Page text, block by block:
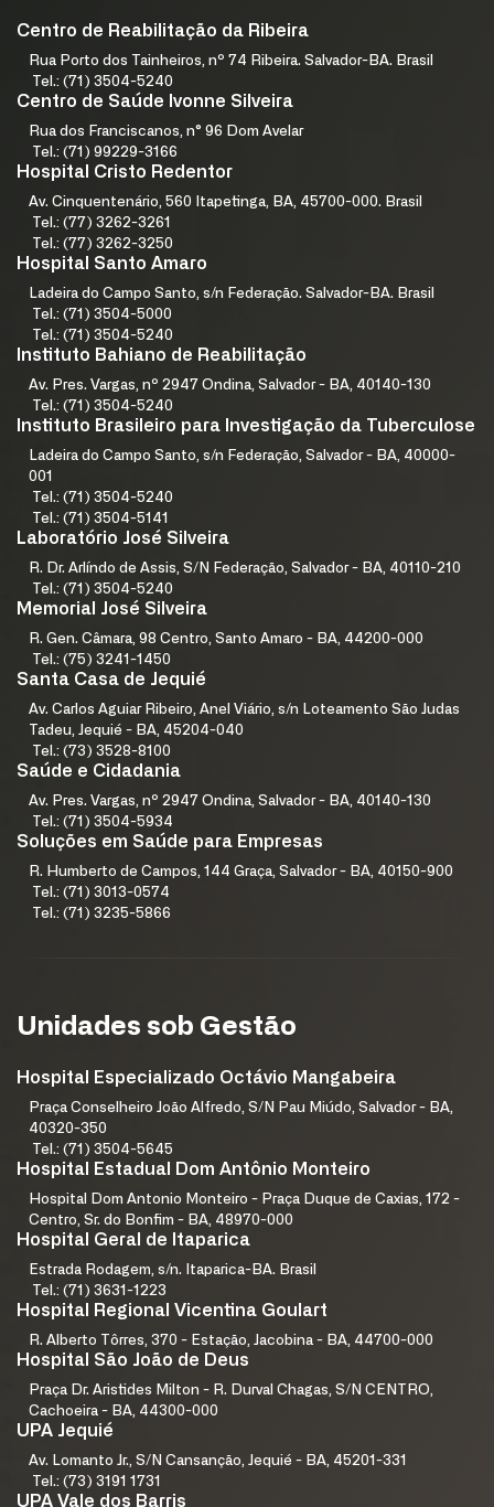
Centro de Reabilitação da Ribeira
Rua Porto dos Tainheiros, nº 74 Ribeira. Salvador-BA. Brasil
Tel.: (71) 3504-5240
Centro de Saúde Ivonne Silveira
Rua dos Franciscanos, n° 96 Dom Avelar
Tel.: (71) 99229-3166
Hospital Cristo Redentor
Av. Cinquentenário, 560 Itapetinga, BA, 45700-000. Brasil
Tel.: (77) 3262-3261
Tel.: (77) 3262-3250
Hospital Santo Amaro
Ladeira do Campo Santo, s/n Federação. Salvador-BA. Brasil
Tel.: (71) 3504-5000
Tel.: (71) 3504-5240
Instituto Bahiano de Reabilitação
Av. Pres. Vargas, nº 2947 Ondina, Salvador - BA, 40140-130
Tel.: (71) 3504-5240
Instituto Brasileiro para Investigação da Tuberculose
Ladeira do Campo Santo, s/n Federação, Salvador - BA, 40000-
001
Tel.: (71) 3504-5240
Tel.: (71) 3504-5141
Laboratório José Silveira
R. Dr. Arlíndo de Assis, S/N Federação, Salvador - BA, 40110-210
Tel.: (71) 3504-5240
Memorial José Silveira
R. Gen. Câmara, 98 Centro, Santo Amaro - BA, 44200-000
Tel.: (75) 3241-1450
Santa Casa de Jequié
Av. Carlos Aguiar Ribeiro, Anel Viário, s/n Loteamento São Judas
Tadeu, Jequié - BA, 45204-040
Tel.: (73) 3528-8100
Saúde e Cidadania
Av. Pres. Vargas, nº 2947 Ondina, Salvador - BA, 40140-130
Tel.: (71) 3504-5934
Soluções em Saúde para Empresas
R. Humberto de Campos, 144 Graça, Salvador - BA, 40150-900
Tel.: (71) 3013-0574
Tel.: (71) 3235-5866
Unidades sob Gestão
Hospital Especializado Octávio Mangabeira
Praça Conselheiro João Alfredo, S/N Pau Miúdo, Salvador - BA,
40320-350
Tel.: (71) 3504-5645
Hospital Estadual Dom Antônio Monteiro
Hospital Dom Antonio Monteiro - Praça Duque de Caxias, 172 -
Centro, Sr. do Bonfim - BA, 48970-000
Hospital Geral de Itaparica
Estrada Rodagem, s/n. Itaparica-BA. Brasil
Tel.: (71) 3631-1223
Hospital Regional Vicentina Goulart
R. Alberto Tôrres, 370 - Estação, Jacobina - BA, 44700-000
Hospital São João de Deus
Praça Dr. Aristides Milton - R. Durval Chagas, S/N CENTRO,
Cachoeira - BA, 44300-000
UPA Jequié
Av. Lomanto Jr., S/N Cansanção, Jequié - BA, 45201-331
Tel.: (73) 3191 1731
UPA Vale dos Barris